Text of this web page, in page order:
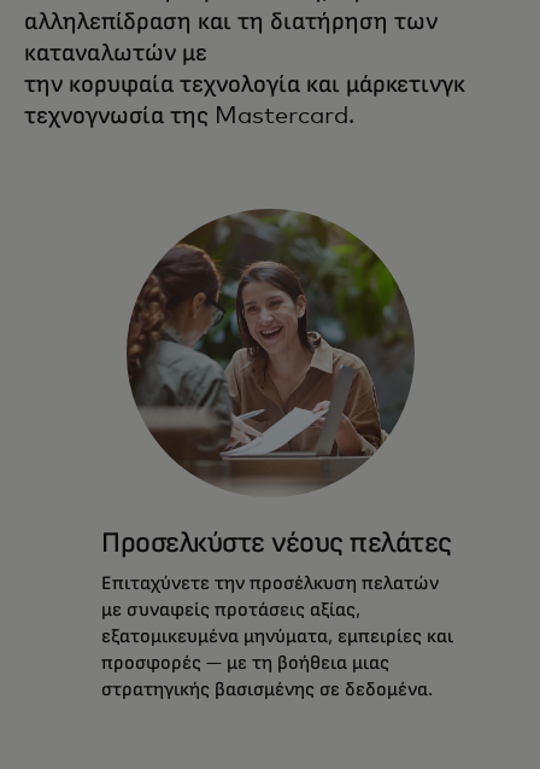
αλληλεπίδραση και τη διατήρηση των
καταναλωτών με
την κορυφαία τεχνολογία και μάρκετινγκ
τεχνογνωσία της Mastercard.
Προσελκύστε νέους πελάτες
Επιταχύνετε την προσέλκυση πελατών
με συναφείς προτάσεις αξίας,
εξατομικευμένα μηνύματα, εμπειρίες και
προσφορές — με τη βοήθεια μιας
στρατηγικής βασισμένης σε δεδομένα.